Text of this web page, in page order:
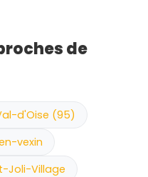
de
d'Oise (95)
vexin
Joli-Village